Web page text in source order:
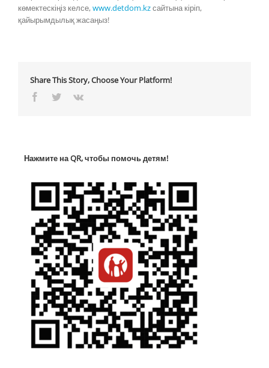
көмектескіңіз келсе,www.detdom.kzсайтына кіріп,
қайырымдылық жасаңыз!
Share This Story, Choose Your Platform!
Facebook
TwitterVk
Нажмите на QR, чтобы помочь детям!